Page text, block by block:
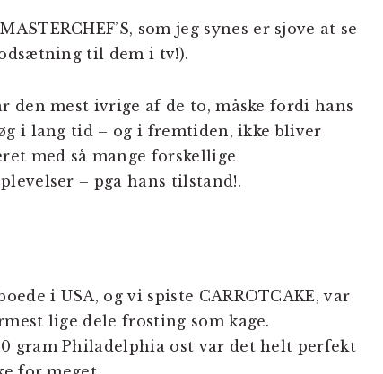
som jeg synes er sjove at se
til dem i tv!).
den mest ivrige af de to, måske fordi hans
i lang tid – og i fremtiden, ikke bliver
med så mange forskellige
– pga hans tilstand!.
i USA, og vi spiste CARROTCAKE, var
lige dele frosting som kage.
gram Philadelphia ost var det helt perfekt